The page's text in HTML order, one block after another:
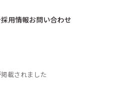
採用情報お問い合わせ
載されました